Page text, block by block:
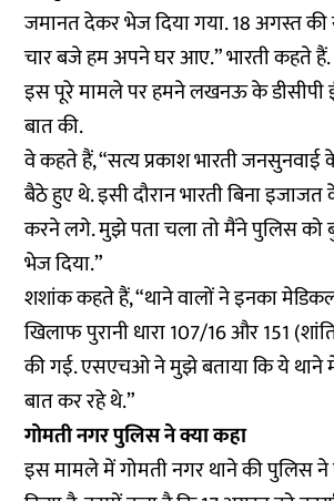
जमानत देकर भेज दिया गया. 18 अगस्त
चार बजे हम अपने घर आए.” भारती कहते हैं.
इस पूरे मामले पर हमने लखनऊ के डीसीपी
बात की.
वे कहते हैं, “सत्य प्रकाश भारती जनसुनवाई
बैठे हुए थे. इसी दौरान भारती बिना इजाजत
करने लगे. मुझे पता चला तो मैंने पुलिस को
भेज दिया.”
शशांक कहते हैं, “थाने वालों ने इनका
खिलाफ पुरानी धारा 107/16 और 151
की गई. एसएचओ ने मुझे बताया कि ये
बात कर रहे थे.”
गोमती नगर पुलिस ने क्या कहा
इस मामले में गोमती नगर थाने की पुलिस